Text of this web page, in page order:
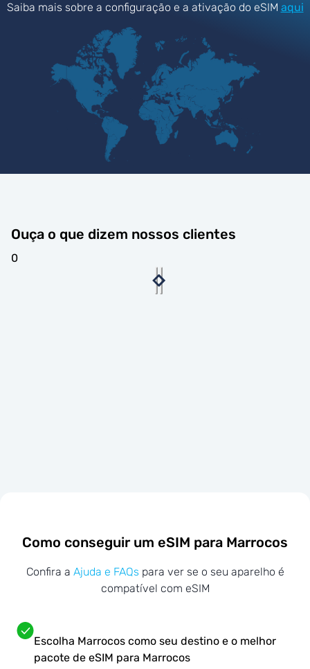
Saiba mais sobre a configuração e a ativação do eSIM aqui
Ouça o que dizem nossos clientes
0
Como conseguir um eSIM para Marrocos
Confira a Ajuda e FAQs para ver se o seu aparelho é
compatível com eSIM
Escolha Marrocos como seu destino e o melhor
pacote de eSIM para Marrocos